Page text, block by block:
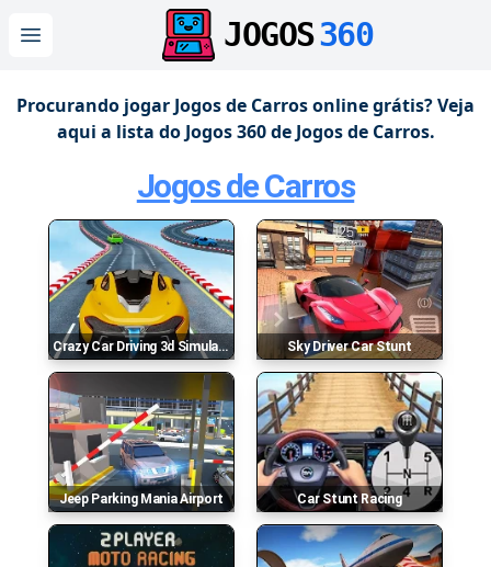
Open main menu JOGOS360
Procurando jogar Jogos de Carros online grátis? Veja
aqui a lista do Jogos 360 de Jogos de Carros.
Jogos de Carros
Crazy Car Driving 3d Simulator Sky Driver Car Stunt
Jeep Parking Mania Airport Car Stunt Racing